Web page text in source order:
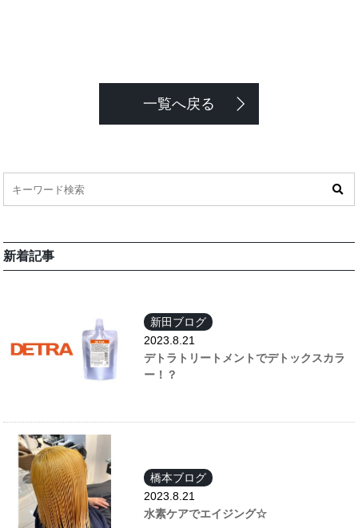
一覧へ戻る
新着記事
新田ブログ
2023.8.21
デトラトリートメントでデトックスカラ
ー！？
橋本ブログ
2023.8.21
水素ケアでエイジング☆